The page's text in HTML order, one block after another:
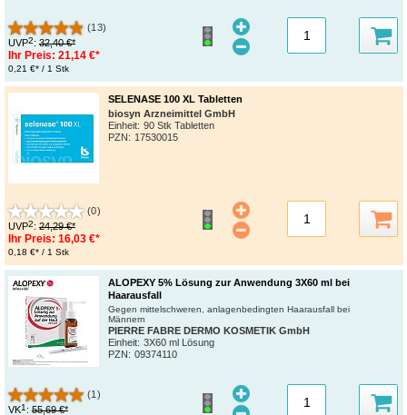
(13)
UVP2: 32,40 €*
Ihr Preis: 21,14 €*
0,21 €* / 1 Stk
SELENASE 100 XL Tabletten
biosyn Arzneimittel GmbH
Einheit: 90 Stk Tabletten
PZN: 17530015
(0)
UVP2: 24,29 €*
Ihr Preis: 16,03 €*
0,18 €* / 1 Stk
ALOPEXY 5% Lösung zur Anwendung 3X60 ml bei
Haarausfall
Gegen mittelschweren, anlagenbedingten Haarausfall bei
Männern
PIERRE FABRE DERMO KOSMETIK GmbH
Einheit: 3X60 ml Lösung
PZN: 09374110
(1)
VK1 : 55,69 €*